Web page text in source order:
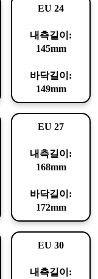
EU 24
내측길이:
145mm
바닥길이:
149mm
EU 27
내측길이:
168mm
바닥길이:
172mm
EU 30
내측길이: